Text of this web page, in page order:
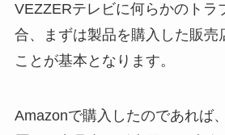
VEZZERテレビに何らかのトラ
合、まずは製品を購入した販売
ことが基本となります。
Amazonで購入したのであれば